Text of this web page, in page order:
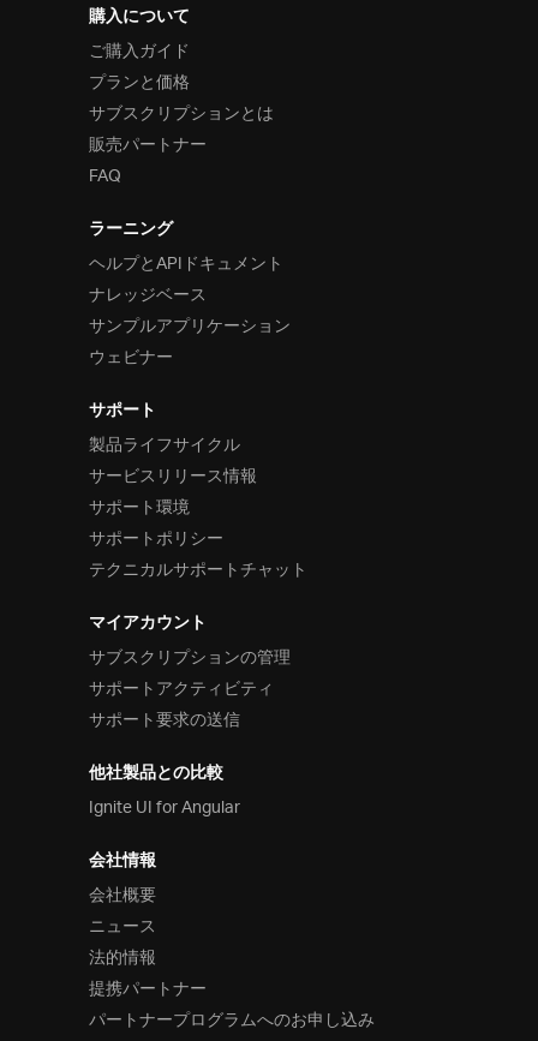
購入について
ご購入ガイド
プランと価格
サブスクリプションとは
販売パートナー
FAQ
ラーニング
ヘルプとAPIドキュメント
ナレッジベース
サンプルアプリケーション
ウェビナー
サポート
製品ライフサイクル
サービスリリース情報
サポート環境
サポートポリシー
テクニカルサポートチャット
マイアカウント
サブスクリプションの管理
サポートアクティビティ
サポート要求の送信
他社製品との比較
Ignite UI for Angular
会社情報
会社概要
ニュース
法的情報
提携パートナー
パートナープログラムへのお申し込み